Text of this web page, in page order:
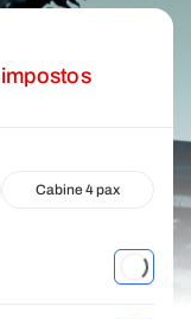
Cabine 4 pax